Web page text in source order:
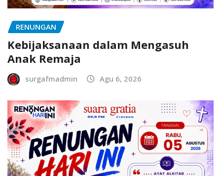
RENUNGAN
Kebijaksanaan dalam Mengasuh
Anak Remaja
surgafmadmin Agu 6, 2026